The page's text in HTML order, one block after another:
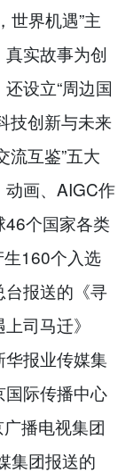
世界机遇”主
实故事为创
设立“周边国
技创新与未来
流互鉴”五大
画、AIGC作
46个国家各类
160个入选
报送的《寻
司马迁》
华报业传媒集
国际传播中心
广播电视集团
集团报送的